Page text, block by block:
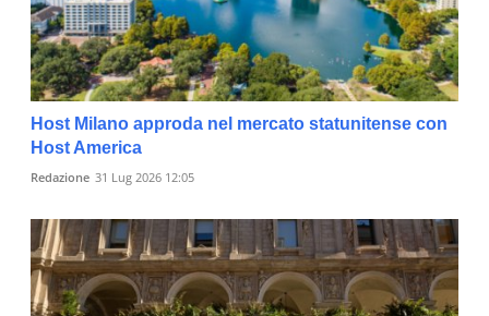
Host Milano approda nel mercato statunitense con
Host America
Redazione 31 Lug 2026 12:05